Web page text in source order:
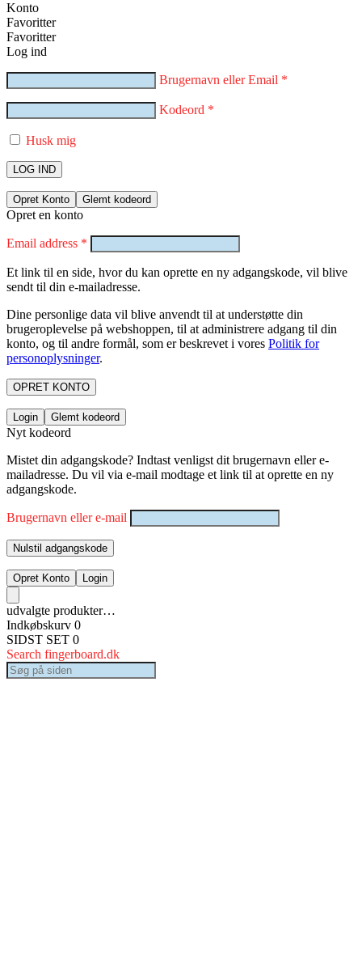
Konto
Favoritter
Favoritter
Log ind
Brugernavn eller Email *
Kodeord *
Husk mig
LOG IND
Opret Konto Glemt kodeord
Opret en konto
Email address *
Et link til en side, hvor du kan oprette en ny adgangskode, vil blive
sendt til din e-mailadresse.
Dine personlige data vil blive anvendt til at understøtte din
brugeroplevelse på webshoppen, til at administrere adgang til din
konto, og til andre formål, som er beskrevet i vores Politik for
personoplysninger.
OPRET KONTO
Login Glemt kodeord
Nyt kodeord
Mistet din adgangskode? Indtast venligst dit brugernavn eller e-
mailadresse. Du vil via e-mail modtage et link til at oprette en ny
adgangskode.
Brugernavn eller e-mail
Nulstil adgangskode
Opret Konto Login
udvalgte produkter…
Indkøbskurv 0
SIDST SET 0
Search fingerboard.dk